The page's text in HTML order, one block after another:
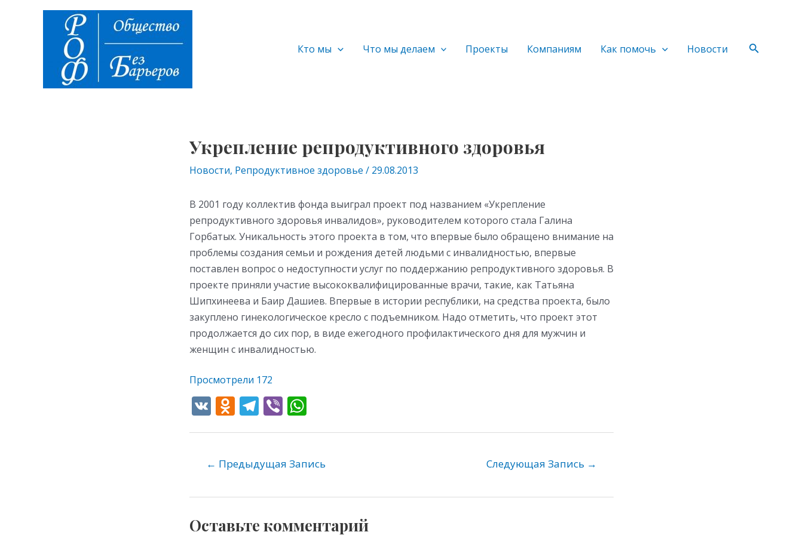
содержимому
Кто мы Что мы делаем Проекты Компаниям Как помочь Новости Поиск
Укрепление репродуктивного здоровья
Новости, Репродуктивное здоровье / 29.08.2013
В 2001 году коллектив фонда выиграл проект под названием «Укрепление
репродуктивного здоровья инвалидов», руководителем которого стала Галина
Горбатых. Уникальность этого проекта в том, что впервые было обращено внимание на
проблемы создания семьи и рождения детей людьми с инвалидностью, впервые
поставлен вопрос о недоступности услуг по поддержанию репродуктивного здоровья. В
проекте приняли участие высококвалифицированные врачи, такие, как Татьяна
Шипхинеева и Баир Дашиев. Впервые в истории республики, на средства проекта, было
закуплено гинекологическое кресло с подъемником. Надо отметить, что проект этот
продолжается до сих пор, в виде ежегодного профилактического дня для мужчин и
женщин с инвалидностью.
Просмотрели 172
V O
o
as
s
T
gr
m
Vi
s
p
p
Навигация
← Предыдущая Запись Следующая Запись →
Оставьте комментарий